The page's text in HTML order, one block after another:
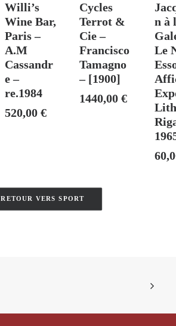
Willi’s
Wine Bar,
Paris –
A.M
Cassandr
e –
re.1984
520,00€
Cycles
Terrot &
Cie –
Francisco
Tamagno
– [1900]
1440,00€
n à
Le
RETOUR VERS SPORT